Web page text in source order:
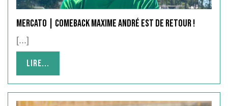
MERCATO | COMEBACK Maxime André est de retour !
[...]
Lire...